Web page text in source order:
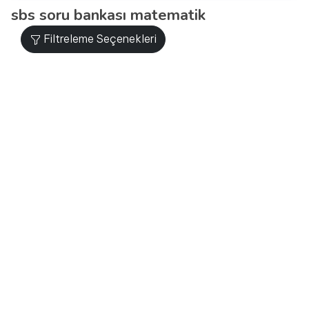
sbs soru bankası matematik
Filtreleme Seçenekleri